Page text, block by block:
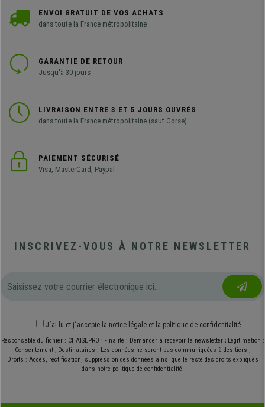
ENVOI GRATUIT DE VOS ACHATS
dans toute la France métropolitaine
GARANTIE DE RETOUR
Jusqu'à 30 jours
LIVRAISON ENTRE 3 ET 5 JOURS OUVRÉS
dans toute la France métropolitaine (sauf Corse)
PAIEMENT SÉCURISÉ
Visa, MasterCard, Paypal
INSCRIVEZ-VOUS À NOTRE NEWSLETTER
J´ai lu et j´accepte la notice légale et la politique de confidentialité
Responsable du fichier : CHAISEPRO ; Finalité : Demander à recevoir la newsletter ; Légitimation :
Consentement ; Destinataires : Les données ne seront pas communiquées à des tiers ;
Droits : Accès, rectification, suppression des données ainsi que le reste des droits expliqués
dans notre politique de confidentialité.